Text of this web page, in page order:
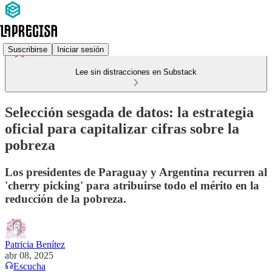
Suscribirse Iniciar sesión
Lee sin distracciones en Substack
Selección sesgada de datos: la estrategia
oficial para capitalizar cifras sobre la
pobreza
Los presidentes de Paraguay y Argentina recurren al
'cherry picking' para atribuirse todo el mérito en la
reducción de la pobreza.
Patricia Benítez
abr 08, 2025
Escucha